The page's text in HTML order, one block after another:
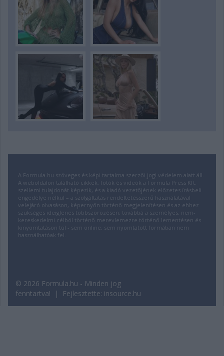
A Formula.hu szöveges és képi tartalma szerzői jogi védelem alatt áll.
A weboldalon található cikkek, fotók és videók a Formula Press Kft.
szellemi tulajdonát képezik, és a kiadó vezetőjének előzetes írásbeli
engedélye nélkül – a szolgáltatás rendeltetésszerű használatával
velejáró olvasáson, képernyőn történő megjelenítésen és az ehhez
szükséges ideiglenes többszörözésen, továbbá a személyes, nem-
kereskedelmi célból történő merevlemezre történő lementésen és
kinyomtatáson túl - sem online, sem nyomtatott formában nem
használhatóak fel.
© 2026 Formula.hu - Minden jog
fenntartva! | Fejlesztette: insource.hu